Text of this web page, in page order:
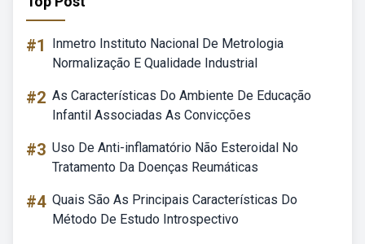
#1
Inmetro Instituto Nacional De Metrologia
Normalização E Qualidade Industrial
#2 As Características Do Ambiente De Educação
Infantil Associadas As Convicções
#3 Uso De Anti-inflamatório Não Esteroidal No
Tratamento Da Doenças Reumáticas
#4 Quais São As Principais Características Do
Método De Estudo Introspectivo